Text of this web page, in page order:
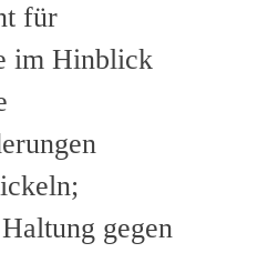
für
im Hinblick
gegen